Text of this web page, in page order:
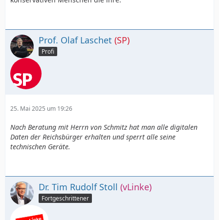
Prof. Olaf Laschet (SP)
Profi
25. Mai 2025 um 19:26
Nach Beratung mit Herrn von Schmitz hat man alle digitalen
Daten der Reichsbürger erhalten und sperrt alle seine
technischen Geräte.
Dr. Tim Rudolf Stoll (vLinke)
Fortgeschrittener